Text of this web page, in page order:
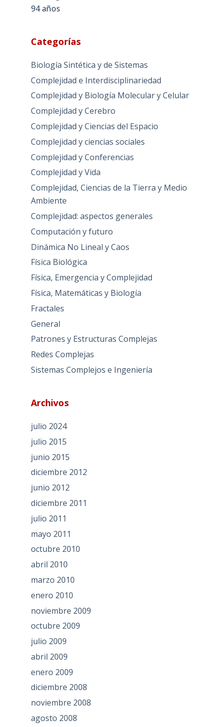
94 años
Categorías
Biología Sintética y de Sistemas
Complejidad e Interdisciplinariedad
Complejidad y Biología Molecular y Celular
Complejidad y Cerebro
Complejidad y Ciencias del Espacio
Complejidad y ciencias sociales
Complejidad y Conferencias
Complejidad y Vida
Complejidad, Ciencias de la Tierra y Medio
Ambiente
Complejidad: aspectos generales
Computación y futuro
Dinámica No Lineal y Caos
Física Biológica
Física, Emergencia y Complejidad
Física, Matemáticas y Biología
Fractales
General
Patrones y Estructuras Complejas
Redes Complejas
Sistemas Complejos e Ingeniería
Archivos
julio 2024
julio 2015
junio 2015
diciembre 2012
junio 2012
diciembre 2011
julio 2011
mayo 2011
octubre 2010
abril 2010
marzo 2010
enero 2010
noviembre 2009
octubre 2009
julio 2009
abril 2009
enero 2009
diciembre 2008
noviembre 2008
agosto 2008